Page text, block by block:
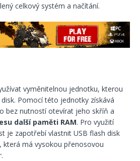
celkový systém a načítání.
vyměnitelnou jednotku, kterou
Pomocí této jednotky získává
bez nutností otevírat jeho skříň a
další paměti RAM. Pro využití
je zapotřebí vlastnit USB flash disk
má vysokou přenosovou